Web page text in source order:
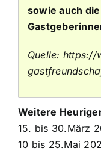
sowie auch
Quelle: https://
Weitere
15. bis 30.März
10 bis 25.Mai